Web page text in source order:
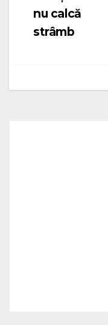
articole
nu calcă
strâmb